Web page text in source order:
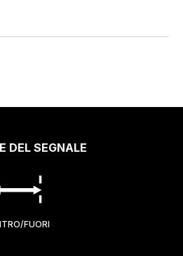
DEL SEGNALE
FUORI